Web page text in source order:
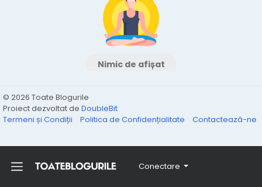
Conectare
Nimic de afișat
© 2026 Toate Blogurile
Proiect dezvoltat de DoubleBit
Termeni și Condiții
Politica de Confidențialitate Contactează-ne